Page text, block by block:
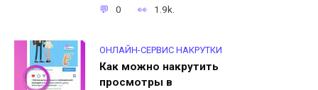
0 1.9k.
ОНЛАЙН-СЕРВИС НАКРУТКИ
Как можно накрутить
просмотры в